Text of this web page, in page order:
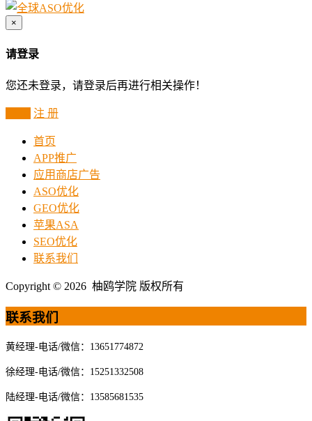
×
请登录
您还未登录，请登录后再进行相关操作！
注 册
首页
APP推广
应用商店广告
ASO优化
GEO优化
苹果ASA
SEO优化
联系我们
Copyright © 2026 柚鸥学院 版权所有
联系我们
黄经理-电话/微信：13651774872
徐经理-电话/微信：15251332508
陆经理-电话/微信：13585681535